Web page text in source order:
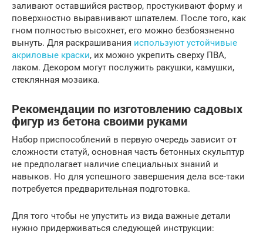
заливают оставшийся раствор, простукивают форму и
поверхностно выравнивают шпателем. После того, как
гном полностью высохнет, его можно безбоязненно
вынуть. Для раскрашивания используют устойчивые
акриловые краски, их можно укрепить сверху ПВА,
лаком. Декором могут послужить ракушки, камушки,
стеклянная мозаика.
Рекомендации по изготовлению садовых
фигур из бетона своими руками
Набор приспособлений в первую очередь зависит от
сложности статуй, основная часть бетонных скульптур
не предполагает наличие специальных знаний и
навыков. Но для успешного завершения дела все-таки
потребуется предварительная подготовка.
Для того чтобы не упустить из вида важные детали
нужно придерживаться следующей инструкции: